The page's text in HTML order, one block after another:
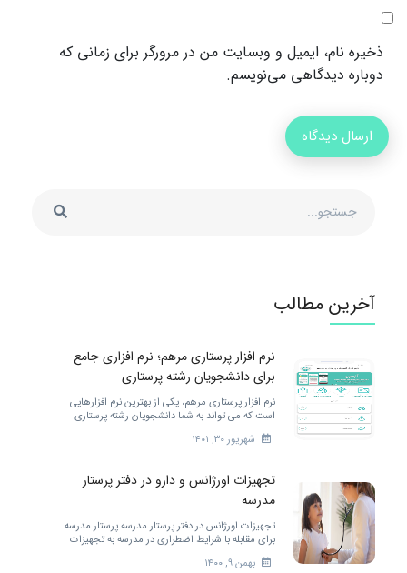
ذخیره نام، ایمیل و وبسایت من در مرورگر برای زمانی که
دوباره دیدگاهی می‌نویسم.
آخرین مطالب
نرم افزار پرستاری مرهم؛ نرم افزاری جامع
برای دانشجویان رشته پرستاری
نرم افزار پرستاری مرهم، یکی از بهترین نرم افزارهایی
است که می تواند به شما دانشجویان رشته پرستاری
خدمات مختلفی را ارائه کند. برای بهتر شدن.
شهریور ۳۰, ۱۴۰۱
تجهیزات اورژانس و دارو در دفتر پرستار
مدرسه
تجهیزات اورژانس در دفتر پرستار مدرسه پرستار مدرسه
برای مقابله با شرایط اضطراری در مدرسه به تجهیزات
زیادی احتیاج دارد. […]
بهمن ۹, ۱۴۰۰